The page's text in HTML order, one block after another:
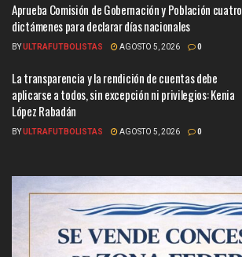
Aprueba Comisión de Gobernación y Población cuatro
dictámenes para declarar días nacionales
BYULTRAFUTBOLISTAS AGOSTO 5, 2026 0
La transparencia y la rendición de cuentas debe
aplicarse a todos, sin excepción ni privilegios: Kenia
López Rabadán
BYULTRAFUTBOLISTAS AGOSTO 5, 2026 0